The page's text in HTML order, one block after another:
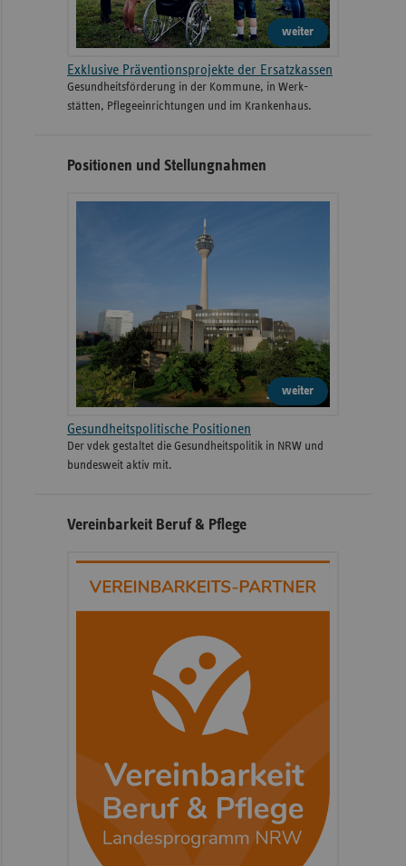
weiter
Exklusive Präventionsprojekte der Ersatzkassen
Gesund­heits­­förderung in der Kommune, in Werk­
stätten, Pflege­einrichtungen und im Kranken­haus.
Positionen und Stellungnahmen
weiter
Gesundheitspolitische Positionen
Der vdek gestaltet die Gesundheitspolitik in NRW und
bundesweit aktiv mit.
Vereinbarkeit Beruf & Pflege